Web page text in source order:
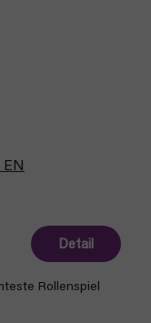
Detail
Rollenspiel